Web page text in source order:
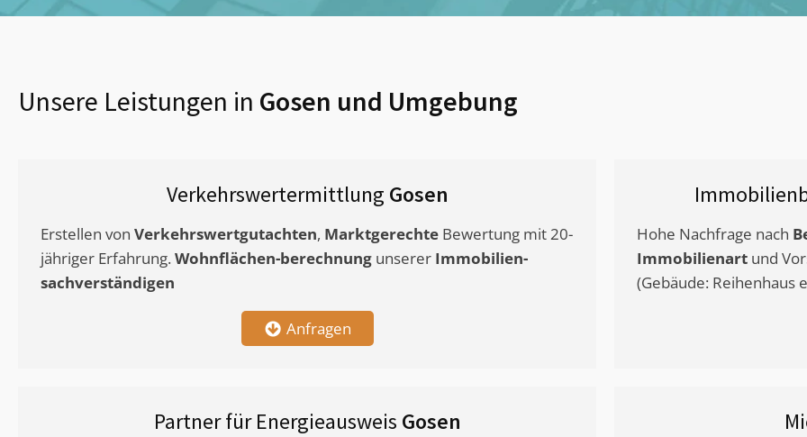
Unsere Leistungen in Gosen und Umgebung
Verkehrswertermittlung Gosen
Erstellen von Verkehrswertgutachten, Marktgerechte Bewertung mit 20-
jähriger Erfahrung. Wohnflächen-berechnung unserer Immobilien-
sachverständigen
Anfragen
Hohe Nachfrage nach
Immobilienart und
(Gebäude: Reihenhaus
Partner für Energieausweis Gosen